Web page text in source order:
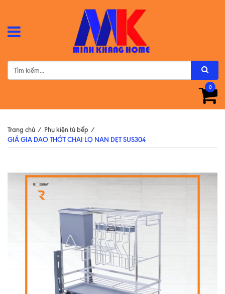
0
Trang chủ / Phụ kiện tủ bếp /
GIÁ GIA DAO THỚT CHAI LỌ NAN DẸT SUS304